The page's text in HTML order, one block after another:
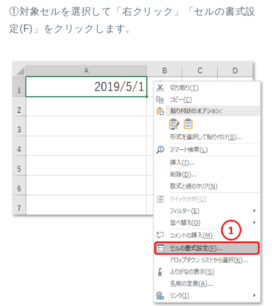
①対象セルを選択して「右クリック」「セルの書式設
定(F)」をクリックします。